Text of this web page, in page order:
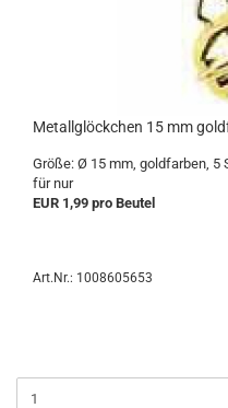
Metallglöckchen 15 mm
Größe: Ø 15 mm, goldfarben, 5
für nur
EUR 1,99 pro Beutel
Art.Nr.: 1008605653